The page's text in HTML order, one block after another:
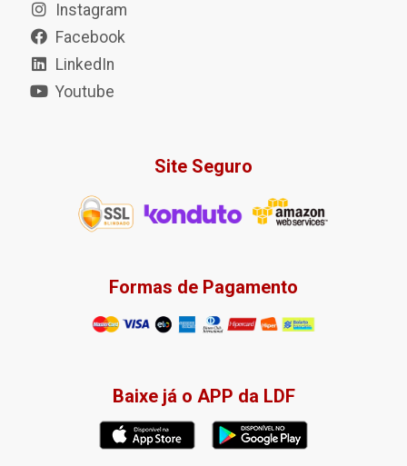
Instagram
Facebook
LinkedIn
Youtube
Site Seguro
Formas de Pagamento
Baixe já o APP da LDF